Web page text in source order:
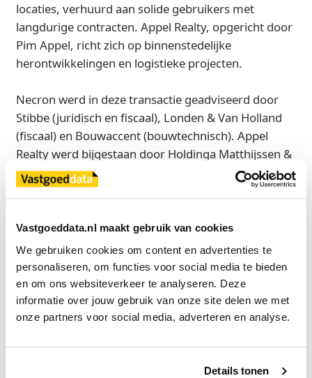
Vastgoeddata.nl maakt gebruik van cookies
We gebruiken cookies om content en advertenties te
personaliseren, om functies voor social media te bieden
en om ons websiteverkeer te analyseren. Deze
informatie over jouw gebruik van onze site delen we met
onze partners voor social media, adverteren en analyse.
Details tonen
locaties, verhuurd aan solide gebruikers met
langdurige contracten. Appel Realty, opgericht door
Pim Appel, richt zich op binnenstedelijke
herontwikkelingen en logistieke projecten.
Necron werd in deze transactie geadviseerd door
Stibbe (juridisch en fiscaal), Londen & Van Holland
(fiscaal) en Bouwaccent (bouwtechnisch). Appel
Realty werd bijgestaan door Holdinga Matthijssen &
Kraak (juridisch), Bouwinzicht (bouwtechnisch),
1530 Real Estate (commercieel) en Rechtstaete
Bron
Necron
Zie direct welke partijen en panden betrokken zijn bij dit nieuws.
Deze informatie is alleen beschikbaar voor licentiehouders van